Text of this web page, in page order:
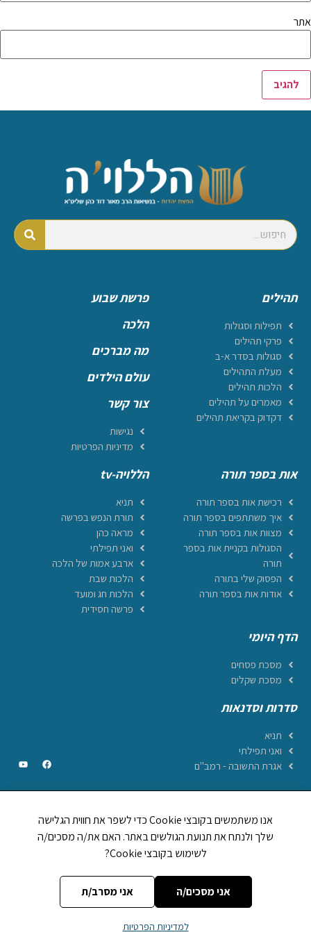
אתר
תהילים
תפילות וסגולות
פרקי תהילים
סגולות בסדר א-ב
מעלת התהילים
הלכות תהילים
מאמרים על תהילים
דקדוק בקריאת תהילים
פרשת שבוע
הלכה
מה מברכים
עולם הילדים
צור קשר
נגישות
מדיניות הפרטיות
אות בספר תורה
רכישת אות בספר תורה
איך משתתפים בספר תורה
מצוות אות בספר תורה
הסגולות בקניית אות בספר
תורה
הפסוק שלי בתורה
אודות אות בספר תורה
הללויה-tv
תניא
תורת הנפש בפרשה
מראה כהן
ואני תפילתי
ארבע אמות של הלכה
הלכות שבת
הלכות חג ומועד
פרשה חסידית
הדף היומי
מסכת פסחים
מסכת שקלים
סדרות וסדנאות
תניא
ואני תפילתי
אגרת התשובה - רמב"ם
CREATED BY JEWTECH
1,248,894 אות בספר תורה
אנו משתמשים בקובצי Cookie כדי לשפר את חווית הגלישה
שלך ולנתח את תנועת הגולשים באתר. האם את/ה מסכים/ה
לשימוש בקובצי Cookie?
אני מסכים/ה אני מסרב/ת
למדיניות הפרטיות
רשומה:580599892